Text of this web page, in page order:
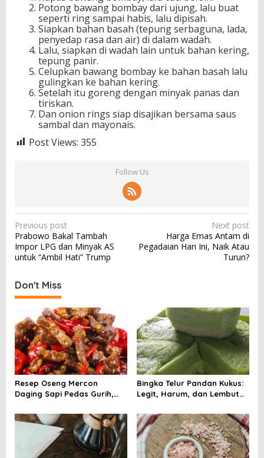
Potong bawang bombay dari ujung, lalu buat
seperti ring sampai habis, lalu dipisah.
Siapkan bahan basah (tepung serbaguna, lada,
penyedap rasa dan air) di dalam wadah.
Lalu, siapkan di wadah lain untuk bahan kering,
tepung panir.
Celupkan bawang bombay ke bahan basah lalu
gulingkan ke bahan kering.
Setelah itu goreng dengan minyak panas dan
tiriskan.
Dan onion rings siap disajikan bersama saus
sambal dan mayonais.
Post Views: 355
Follow Us
P
o
s
n
v
i
g
a
t
o
Previous post
Prabowo Bakal Tambah
Impor LPG dan Minyak AS
untuk “Ambil Hati” Trump
Next post
Harga Emas Antam di
Pegadaian Hari Ini, Naik Atau
Turun?
Don't Miss
Resep Oseng Mercon
Daging Sapi Pedas Gurih,
Bingka Telur Pandan Kukus:
Legit, Harum, dan Lembut